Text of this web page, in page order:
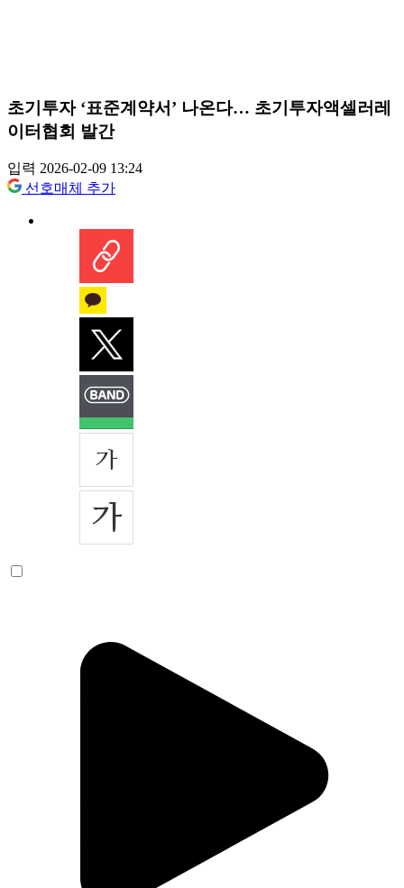
초기투자 ‘표준계약서’ 나온다… 초기투자액셀러레
이터협회 발간
입력 2026-02-09 13:24
선호매체 추가